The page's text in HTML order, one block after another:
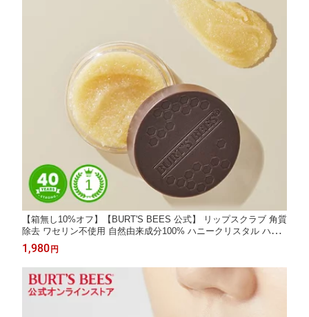
【箱無し10%オフ】【BURT'S BEES 公式】 リップスクラブ 角質
除去 ワセリン不使用 自然由来成分100% ハニークリスタル ハニ
ースクラブ リップパック リップスクラブバーム 蜂蜜 はちみつ ミ
ツロウ 保湿 乾燥ケア 角質ケア 天然由来 バーツビーズ
1,980 円